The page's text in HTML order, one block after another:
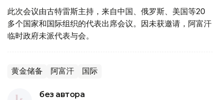
此次会议由古特雷斯主持，来自中国、俄罗斯、美国等20
多个国家和国际组织的代表出席会议。因未获邀请，阿富汗
临时政府未派代表与会。
黄金储备 阿富汗 国际
без автора